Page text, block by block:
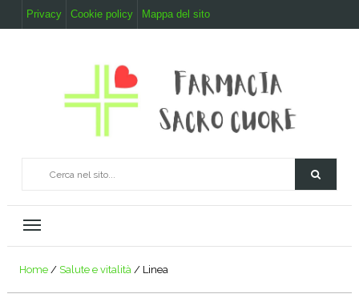
Privacy Cookie policy Mappa del sito
Home / Salute e vitalità / Linea